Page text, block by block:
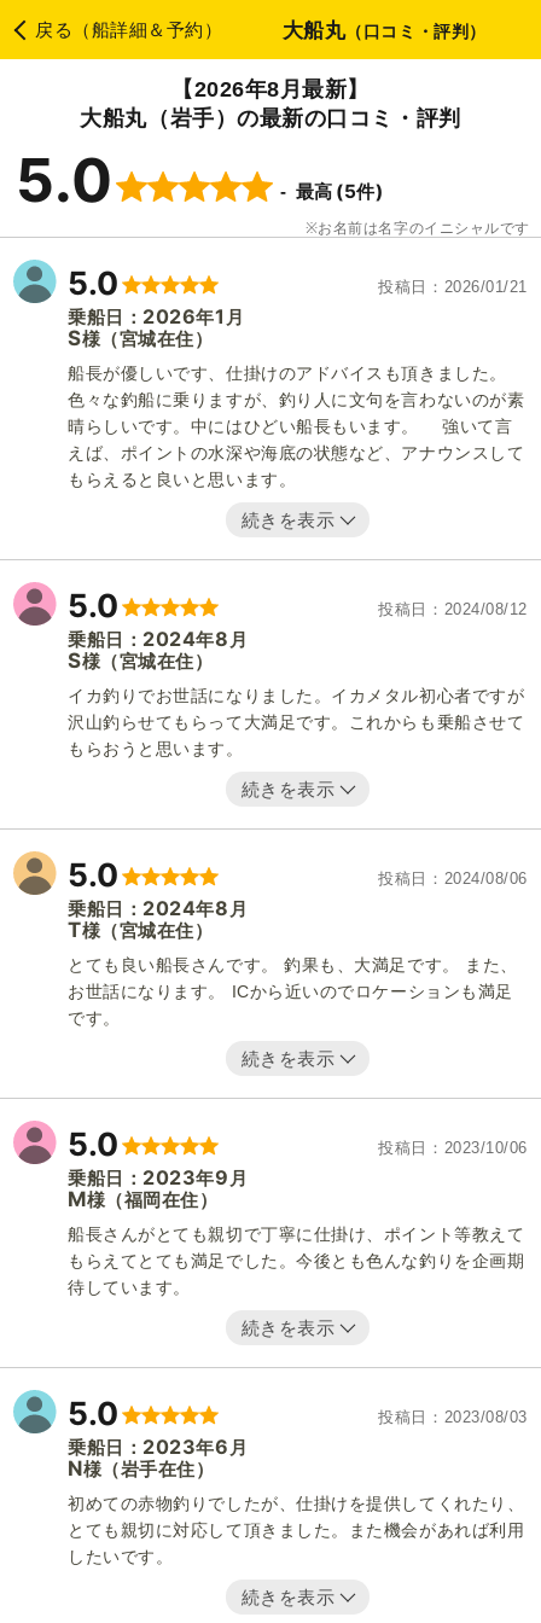
戻る（船詳細＆予約） 大船丸（口コミ・評判）
【2026年8月最新】
大船丸（岩手）の最新の口コミ・評判
5.0 最高 (5件)
お名前は名字のイニシャルです
5.0 投稿日 2026/01/21
乗船日： 2026年1 月
S様 （宮城在住）
船長が優しいです、仕掛けのアドバイスも頂きました。
色々な釣船に乗りますが、釣り人に文句を言わないのが素
晴らしいです。中にはひどい船長もいます。 強いて言
えば、ポイントの水深や海底の状態など、アナウンスして
もらえると良いと思います。
続きを表示
5.0 投稿日 2024/08/12
乗船日： 2024年8 月
S様 （宮城在住）
イカ釣りでお世話になりました。イカメタル初心者ですが
沢山釣らせてもらって大満足です。これからも乗船させて
もらおうと思います。
続きを表示
5.0 投稿日 2024/08/06
乗船日： 2024年8 月
T様 （宮城在住）
とても良い船長さんです。 釣果も、大満足です。 また、
お世話になります。 ICから近いのでロケーションも満足
です。
続きを表示
5.0 投稿日 2023/10/06
乗船日： 2023年9 月
M様 （福岡在住）
船長さんがとても親切で丁寧に仕掛け、ポイント等教えて
もらえてとても満足でした。今後とも色んな釣りを企画期
待しています。
続きを表示
5.0 投稿日 2023/08/03
乗船日： 2023年6 月
N様 （岩手在住）
初めての赤物釣りでしたが、仕掛けを提供してくれたり、
とても親切に対応して頂きました。また機会があれば利用
したいです。
続きを表示